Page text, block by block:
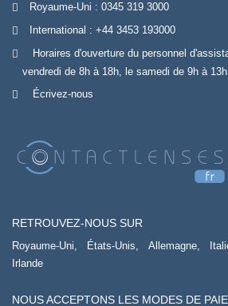
Royaume-Uni : 0345 319 3000
International : +44 3453 193000
Horaires d'ouverture du personnel
vendredi de 8h à 18h, le samedi de 9h à
Écrivez-nous
RETROUVEZ-NOUS SUR
Royaume-Uni, États-Unis, Allemagne,
Irlande
NOUS ACCEPTONS LES MODES DE